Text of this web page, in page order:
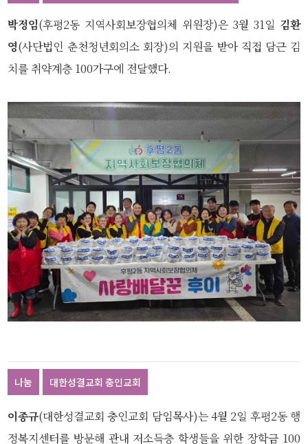
박정임(후평2동 지역사회보장협의체 위원장)은 3월 31일 김환
영(사단법인 춘천청년회의소 회장)의 지원을 받아 직접 담근 김
치를 취약계층 100가구에 전달했다.
나눔 대한성결교회 충인교회
이종규(대한성결교회 충인교회 담임목사)는 4월 2일 후평2동 행
정복지센터를 방문해 관내 저소득층 학생들을 위한 장학금 100